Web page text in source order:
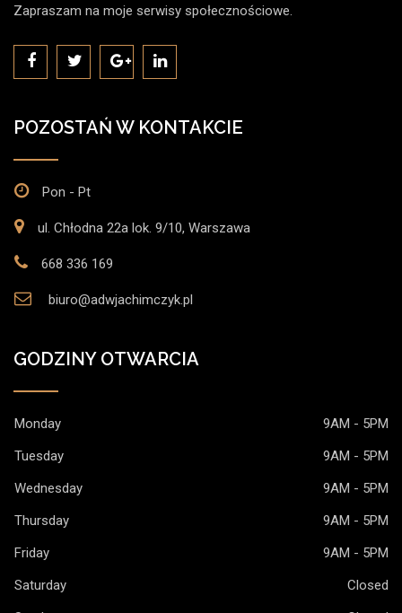
Zapraszam na moje serwisy społecznościowe.
POZOSTAŃ W KONTAKCIE
Pon - Pt
ul. Chłodna 22a lok. 9/10, Warszawa
668 336 169
biuro@adwjachimczyk.pl
GODZINY OTWARCIA
Monday
9AM - 5PM
Tuesday
9AM - 5PM
Wednesday
9AM - 5PM
Thursday
9AM - 5PM
Friday
9AM - 5PM
Saturday
Closed